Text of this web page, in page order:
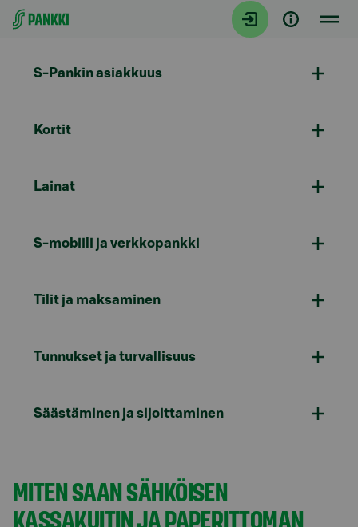
Siirry suoraan sisältöön
S-Pankin asiakkuus
Kortit
Lainat
S-mobiili ja verkkopankki
Tilit ja maksaminen
Tunnukset ja turvallisuus
Säästäminen ja sijoittaminen
MITEN SAAN SÄHKÖISEN
KASSAKUITIN JA PAPERITTOMAN